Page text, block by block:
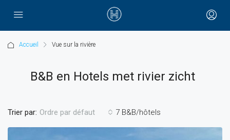
Accueil Vue sur la rivière
B&B en Hotels met rivier zicht
7 B&B/hôtels
Trier par: Ordre par défaut